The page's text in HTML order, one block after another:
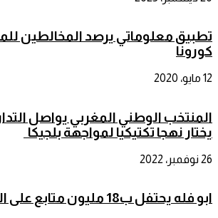
تطبيق معلوماتي يرصد المخالطين
كورونا
12 مايو، 2020
المنتخب الوطني المغربي يواصل
يختار نهجا تكتيكيا لمواجهة بلجيكا
26 نوفمبر، 2022
ابو فله يحتفل ب18 مليون متابع على اليوتيوب